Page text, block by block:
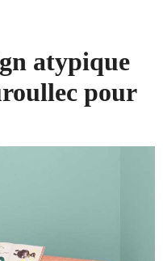
atypique
pour